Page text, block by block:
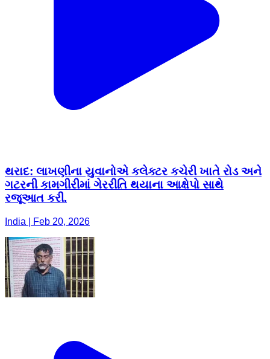
થરાદ: લાખણીના યુવાનોએ કલેક્ટર કચેરી ખાતે રોડ અને
ગટરની કામગીરીમાં ગેરરીતિ થયાના આક્ષેપો સાથે
રજૂઆત કરી.
India | Feb 20, 2026